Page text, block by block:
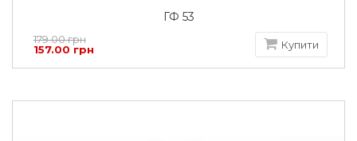
ГФ 53
179.00 грн
157.00 грн
Купити